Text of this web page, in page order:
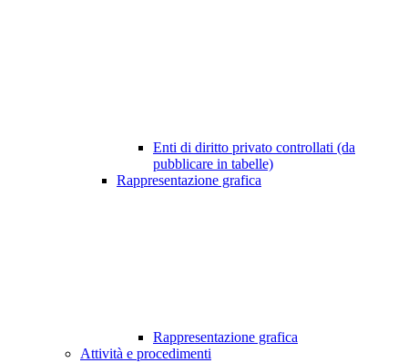
Enti di diritto privato controllati (da
pubblicare in tabelle)
Rappresentazione grafica
Rappresentazione grafica
Attività e procedimenti